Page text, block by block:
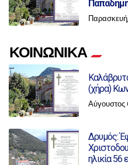
ΚΟΙΝΩΝΙΚΑ
(χήρα)
Αύγουστος
Δρυμός:
ηλικία 56